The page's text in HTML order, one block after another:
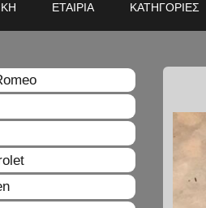
ΕΤΑΙΡΙΑ ΚΑΤΗΓΟΡΙΕΣ